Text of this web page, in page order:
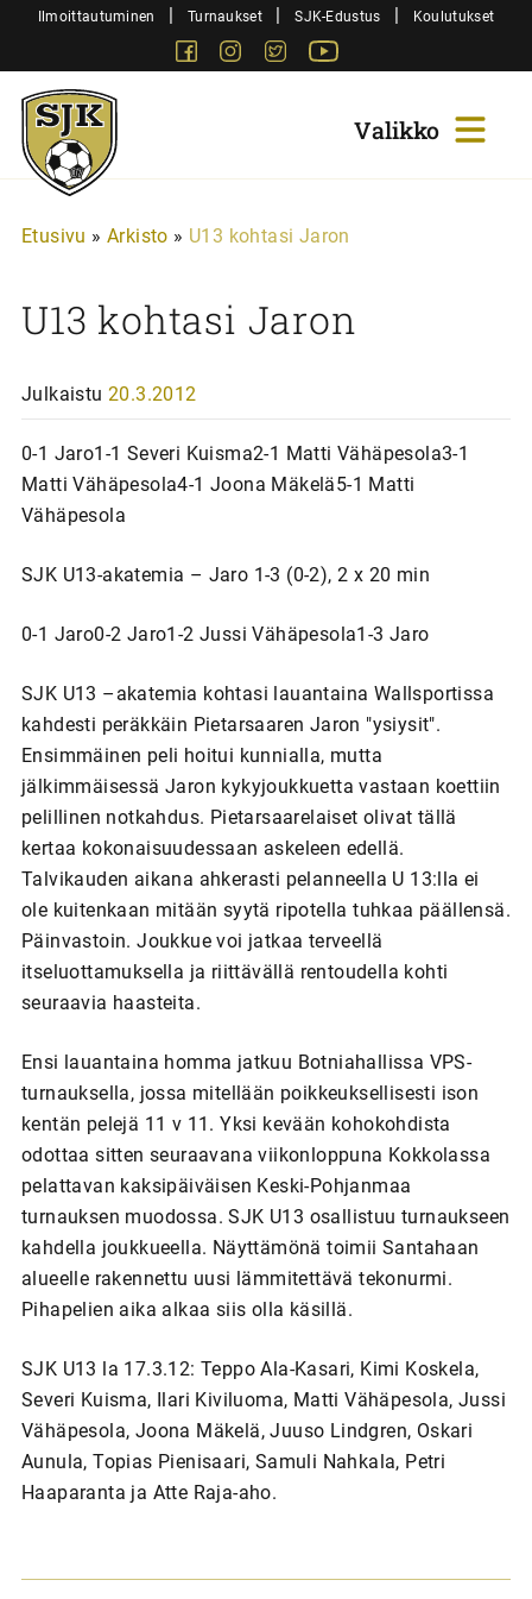
SiirryIlmoittautuminen | Turnaukset | SJK-Edustus | Koulutukset
FacebookInstagram
Twitter
Sjk-
Juniorit
Etusivu » Arkisto » U13 kohtasi Jaron
U13 kohtasi Jaron
Julkaistu 20.3.2012
0-1 Jaro1-1 Severi Kuisma2-1 Matti Vähäpesola3-1
Matti Vähäpesola4-1 Joona Mäkelä5-1 Matti
Vähäpesola
SJK U13-akatemia – Jaro 1-3 (0-2), 2 x 20 min
0-1 Jaro0-2 Jaro1-2 Jussi Vähäpesola1-3 Jaro
SJK U13 –akatemia kohtasi lauantaina Wallsportissa
kahdesti peräkkäin Pietarsaaren Jaron "ysiysit".
Ensimmäinen peli hoitui kunnialla, mutta
jälkimmäisessä Jaron kykyjoukkuetta vastaan koettiin
pelillinen notkahdus. Pietarsaarelaiset olivat tällä
kertaa kokonaisuudessaan askeleen edellä.
Talvikauden aikana ahkerasti pelanneella U 13:lla ei
ole kuitenkaan mitään syytä ripotella tuhkaa päällensä.
Päinvastoin. Joukkue voi jatkaa terveellä
itseluottamuksella ja riittävällä rentoudella kohti
seuraavia haasteita.
Ensi lauantaina homma jatkuu Botniahallissa VPS-
turnauksella, jossa mitellään poikkeuksellisesti ison
kentän pelejä 11 v 11. Yksi kevään kohokohdista
odottaa sitten seuraavana viikonloppuna Kokkolassa
pelattavan kaksipäiväisen Keski-Pohjanmaa
turnauksen muodossa. SJK U13 osallistuu turnaukseen
kahdella joukkueella. Näyttämönä toimii Santahaan
alueelle rakennettu uusi lämmitettävä tekonurmi.
Pihapelien aika alkaa siis olla käsillä.
SJK U13 la 17.3.12: Teppo Ala-Kasari, Kimi Koskela,
Severi Kuisma, Ilari Kiviluoma, Matti Vähäpesola, Jussi
Vähäpesola, Joona Mäkelä, Juuso Lindgren, Oskari
Aunula, Topias Pienisaari, Samuli Nahkala, Petri
Haaparanta ja Atte Raja-aho.